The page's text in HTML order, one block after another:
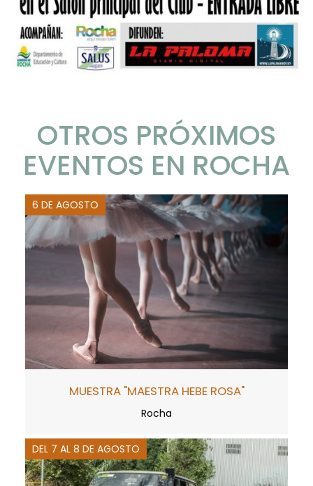
OTROS PRÓXIMOS
EVENTOS EN ROCHA
6 DE AGOSTO
MUESTRA "MAESTRA HEBE ROSA"
Rocha
DEL 7 AL 8 DE AGOSTO